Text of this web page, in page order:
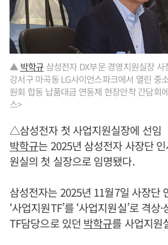
▲ 박학규 삼성전자 DX부문 경영지원실장
강서구 마곡동 LG사이언스파크에서 열린 중
원회 합동 납품대금 연동제 현장안착 간담회
스>
△삼성전자 첫 사업지원실장에 선임
박학규는 2025년 삼성전자 사장단
원실의 첫 실장으로 임명됐다.
삼성전자는 2025년 11월7일 사장단
‘사업지원TF’를 ‘사업지원실’로 격상
TF담당으로 있던 박학규를 사업지원